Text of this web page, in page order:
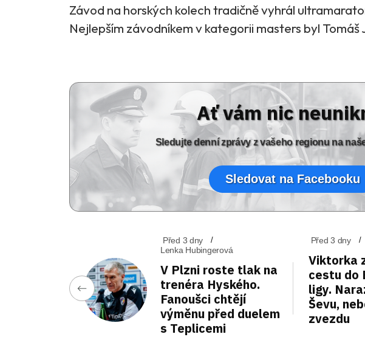
Závod na horských kolech tradičně vyhrál
Nejlepším závodníkem v kategorii masters byl Tomáš
Ať vám nic
Sledujte denní zprávy z vašeho regionu na
Sledovat na Facebooku
Před 3 dny
Lenka Hubingerová
V Plzni roste tlak na
trenéra Hyského.
Fanoušci chtějí
výměnu před duelem
s Teplicemi
Před 3 dny
Viktorka
cestu do
ligy.
Ševu,
zvezdu